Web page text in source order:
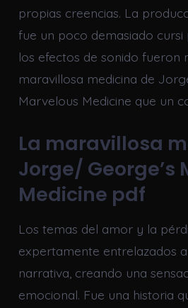
propias creencias. La
fue un poco demasiado cursi
los efectos de sonido fueron
maravillosa medicina de
Marvelous Medicine que un
La maravillosa
Jorge/ George’s
Medicine pdf
Los temas del amor y la
expertamente entrelazados
narrativa, creando una
emocional. Fue una historia